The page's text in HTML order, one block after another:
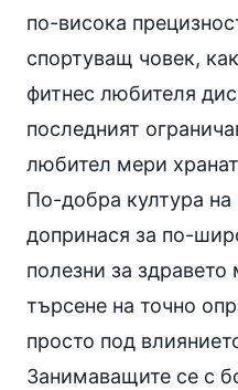
по-висока
спортуващ човек,
фитнес любителя
последният
любител мери
По-добра култура
допринася за по-
полезни за
търсене на точно
просто под
Занимаващите се с